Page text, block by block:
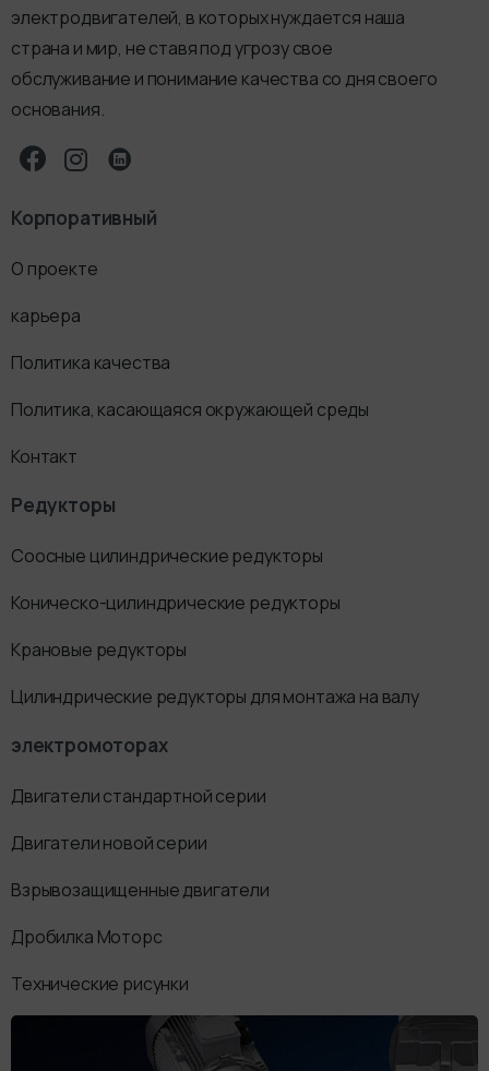
электродвигателей, в которых нуждается наша
страна и мир, не ставя под угрозу свое
обслуживание и понимание качества со дня своего
основания.
Корпоративный
О проекте
карьера
Политика качества
Политика, касающаяся окружающей среды
Контакт
Редукторы
Соосные цилиндрические редукторы
Коническо-цилиндрические редукторы
Крановые редукторы
Цилиндрические редукторы для монтажа на валу
электромоторах
Двигатели стандартной серии
Двигатели новой серии
Взрывозащищенные двигатели
Дробилка Моторс
Технические рисунки